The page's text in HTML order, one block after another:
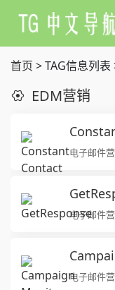
首页 > TAG信息列
EDM营销
电子邮件
电子邮件
电子邮件